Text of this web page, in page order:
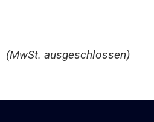
(MwSt. ausgeschlossen)